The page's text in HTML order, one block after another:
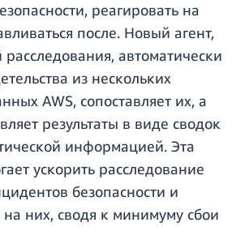
реагировать на
после. Новый агент,
автоматически
из нескольких
AWS, сопоставляет их, а
результаты в виде сводок
информацией. Эта
ускорить расследование
безопасности и
них, сводя к минимуму сбои